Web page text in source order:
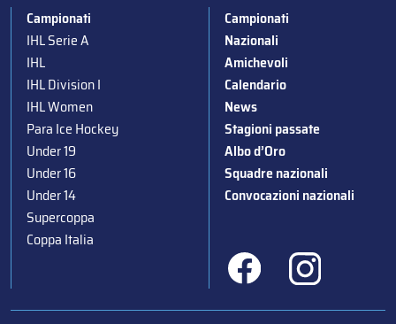
Campionati
IHL Serie A
IHL
IHL Division I
IHL Women
Para Ice Hockey
Under 19
Under 16
Under 14
Supercoppa
Coppa Italia
Campionati
Nazionali
Amichevoli
Calendario
News
Stagioni passate
Albo d’Oro
Squadre nazionali
Convocazioni nazionali